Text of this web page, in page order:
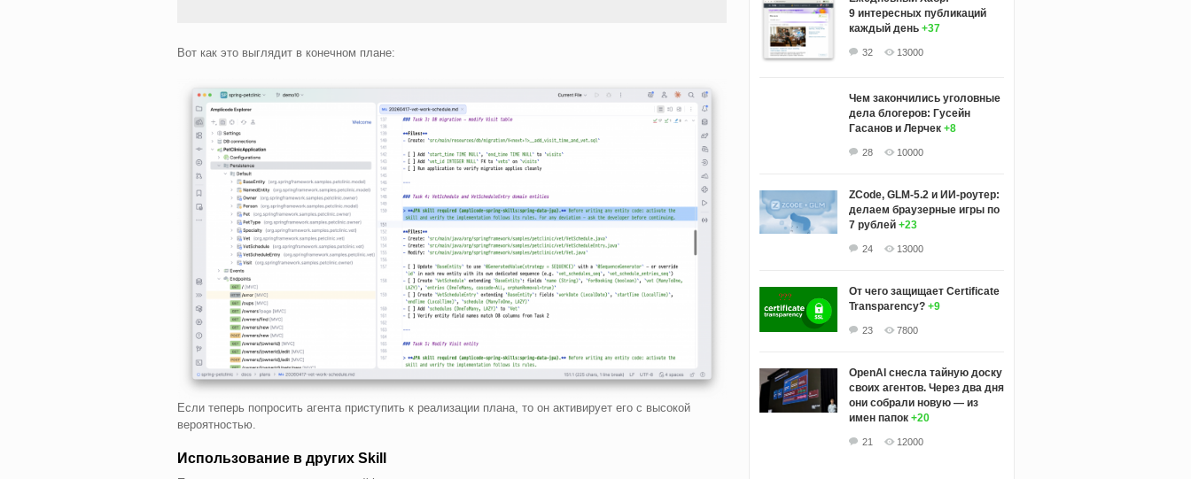
Вот как это выглядит в конечном плане:
Если теперь попросить агента приступить к реализации плана, то он активирует его с высокой
вероятностью.
Использование в других Skill
9 интересных публикаций
каждый день +37
32 13000
Чем закончились уголовные
дела блогеров: Гусейн
Гасанов и Лерчек +8
28 10000
ZCode, GLM-5.2 и ИИ-роутер:
делаем браузерные игры по
7 рублей +23
24 13000
От чего защищает Certificate
Transparency? +9
23 7800
OpenAI снесла тайную доску
своих агентов. Через два дня
они собрали новую — из
имен папок +20
21 12000